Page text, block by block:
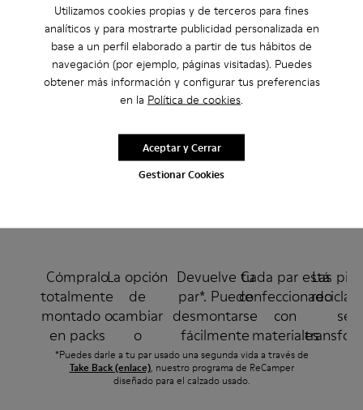
Utilizamos cookies propias y de terceros para fines
analíticos y para mostrarte publicidad personalizada en
base a un perfil elaborado a partir de tus hábitos de
navegación (por ejemplo, páginas visitadas). Puedes
obtener más información y configurar tus preferencias
en la Política de cookies.
Gestionar Cookies
Aceptar y Cerrar
Cómpralo
totalmente
montado o
en packs
por
separado.
La opción
de
cambiar
o
sustituir
piezas
Devuelve tu
par*. Puede
desmontarse
fácilmente
para
reciclarse.
Cada par está
confeccionado
con
materiales
reciclados y
reciclables.
Las
se
*Puedes darle a tu par usado una segunda vida a través de
Take Back (enlace), nuestro programa de ReCamper
diseñado para el calzado usado.